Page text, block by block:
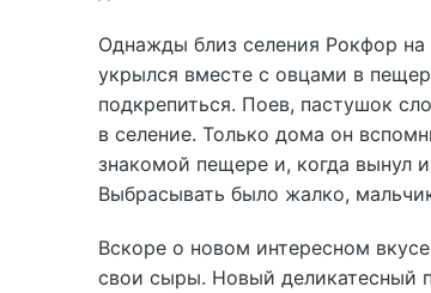
Однажды близ селения Рокфор
укрылся вместе с овцами в
подкрепиться. Поев, пастушок
в селение. Только дома он
знакомой пещере и, когда вынул
Выбрасывать было жалко,
Вскоре о новом интересном
свои сыры. Новый деликатесный